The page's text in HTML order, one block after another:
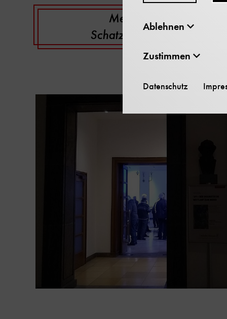
Mehr über unsere
Schatzkammerführungen
Ablehnen
Zustimmen
Datenschutz